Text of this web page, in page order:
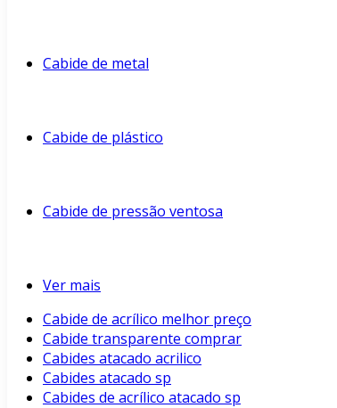
Cabide de metal
Cabide de plástico
Cabide de pressão ventosa
Ver mais
Cabide de acrílico melhor preço
Cabide transparente comprar
Cabides atacado acrilico
Cabides atacado sp
Cabides de acrílico atacado sp